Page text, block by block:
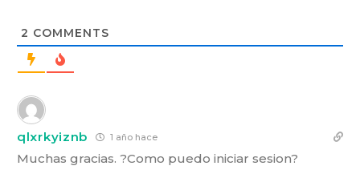
e
2 COMMENTS
qlxrkyiznb 1 año hace
Muchas gracias. ?Como puedo iniciar sesion?